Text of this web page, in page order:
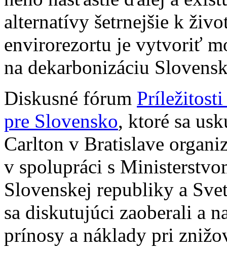
alternatívy šetrnejšie k
envirorezortu je vytvoriť
na dekarbonizáciu
Diskusné fórum
pre Slovensko, ktoré sa
Carlton v Bratislave
v spolupráci s
Slovenskej republiky a
sa diskutujúci zaoberali a
prínosy a náklady pri